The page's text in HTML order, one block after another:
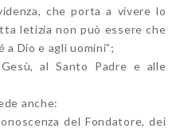
che porta a vivere lo
letizia non può essere che
Dio e agli uomini”;
al Santo Padre e alle
anche:
del Fondatore, dei